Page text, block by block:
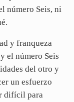
número Seis, ni
y franqueza
el número Seis
del otro y
un esfuerzo
difícil para